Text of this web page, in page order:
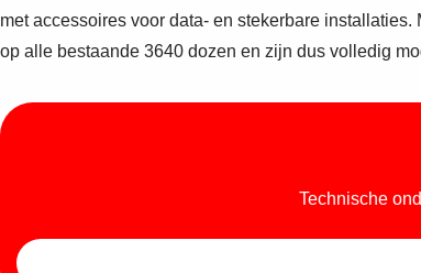
met accessoires voor data- en stekerbare
op alle bestaande 3640 dozen en zijn dus volledig
Technische